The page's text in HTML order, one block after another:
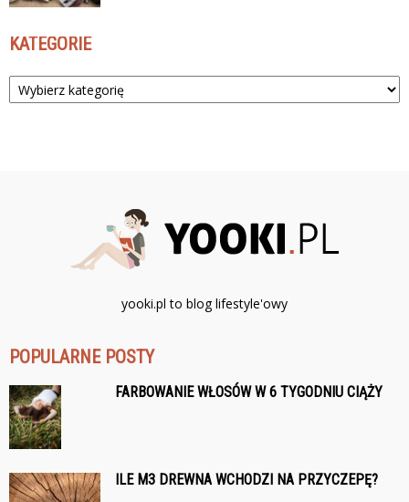
KATEGORIE
Kategorie
yooki.pl to blog lifestyle'owy
POPULARNE POSTY
FARBOWANIE WŁOSÓW W 6 TYGODNIU CIĄŻY
ILE M3 DREWNA WCHODZI NA PRZYCZEPĘ?